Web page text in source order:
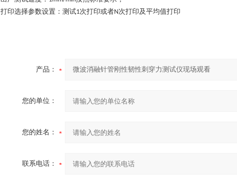
打印选择参数设置：测试1次打印或者N次打印及平均值打印
产品：
您的单位：
您的姓名：
联系电话：